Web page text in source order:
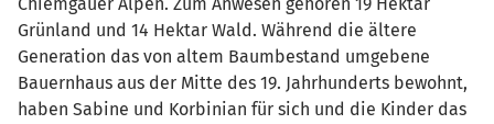
Chiemgauer Alpen. Zum Anwesen gehören 19 Hektar
Grünland und 14 Hektar Wald. Während die ältere
Generation das von altem Baumbestand umgebene
Bauernhaus aus der Mitte des 19. Jahrhunderts bewohnt,
haben Sabine und Korbinian für sich und die Kinder das